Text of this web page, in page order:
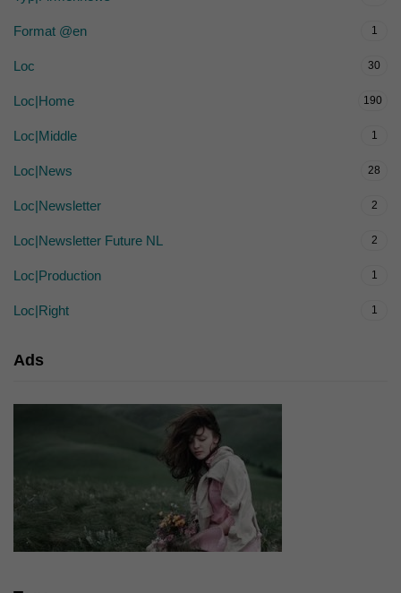
Format @en 1
Loc 30
Loc|Home 190
Loc|Middle 1
Loc|News 28
Loc|Newsletter 2
Loc|Newsletter Future NL 2
Loc|Production 1
Loc|Right 1
Ads